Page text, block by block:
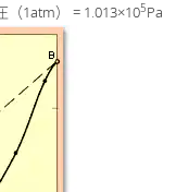
（1atm） = 1.013×105Pa